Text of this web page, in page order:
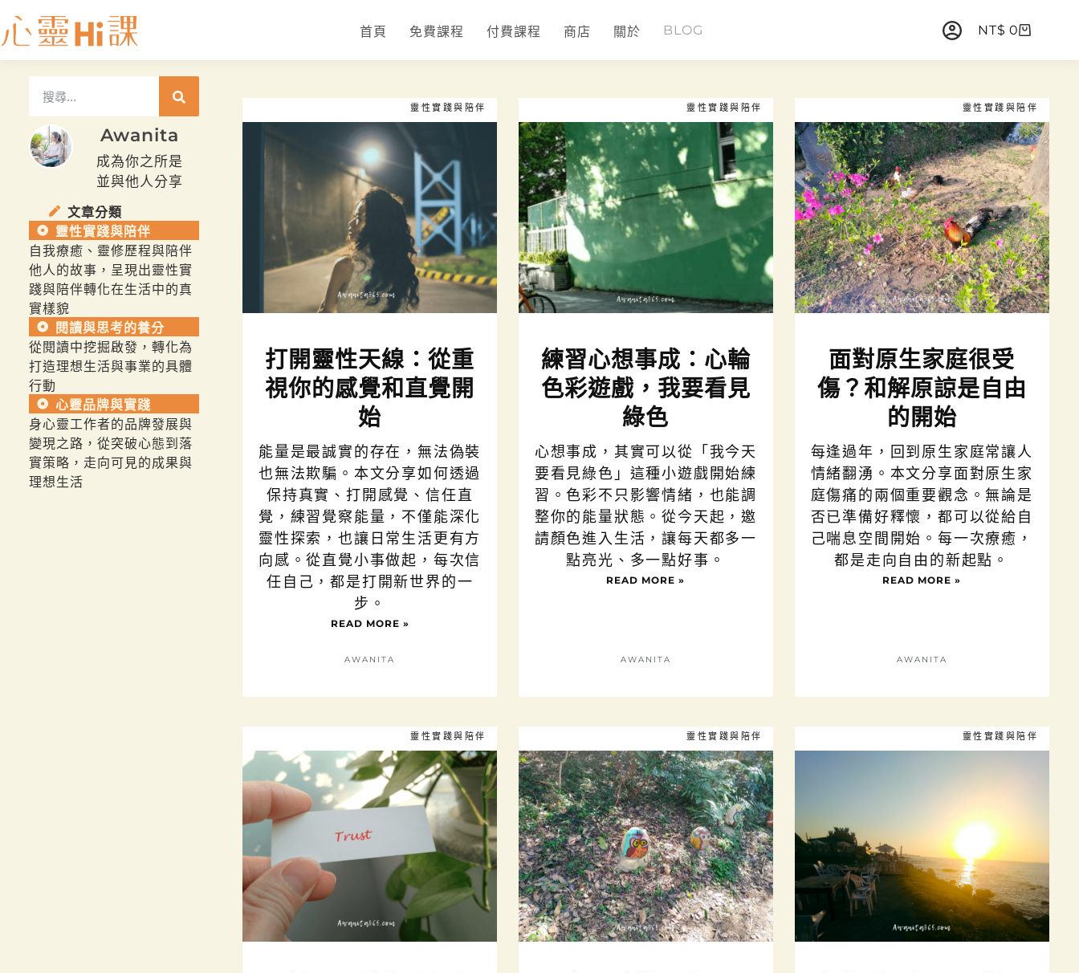
首頁 免費課程 付費課程 商店 關於 BLOG NT$ 0
Awanita
成為你之所是
並與他人分享
文章分類
靈性實踐與陪伴
自我療癒、靈修歷程與陪伴
他人的故事，呈現出靈性實
踐與陪伴轉化在生活中的真
實樣貌
閱讀與思考的養分
從閱讀中挖掘啟發，轉化為
打造理想生活與事業的具體
行動
心靈品牌與實踐
身心靈工作者的品牌發展與
變現之路，從突破心態到落
實策略，走向可見的成果與
理想生活
靈性實踐與陪伴
打開靈性天線：從重
視你的感覺和直覺開
始
能量是最誠實的存在，無法偽裝
也無法欺騙。本文分享如何透過
保持真實、打開感覺、信任直
覺，練習覺察能量，不僅能深化
靈性探索，也讓日常生活更有方
向感。從直覺小事做起，每次信
任自己，都是打開新世界的一
步。
READ MORE »
AWANITA
靈性實踐與陪伴
練習心想事成：心輪
色彩遊戲，我要看見
綠色
心想事成，其實可以從「我今天
要看見綠色」這種小遊戲開始練
習。色彩不只影響情緒，也能調
整你的能量狀態。從今天起，邀
請顏色進入生活，讓每天都多一
點亮光、多一點好事。
READ MORE »
AWANITA
靈性實踐與陪伴
面對原生家庭很受
傷？和解原諒是自由
的開始
每逢過年，回到原生家庭常讓人
情緒翻湧。本文分享面對原生家
庭傷痛的兩個重要觀念。無論是
否已準備好釋懷，都可以從給自
己喘息空間開始。每一次療癒，
都是走向自由的新起點。
READ MORE »
AWANITA
靈性實踐與陪伴 靈性實踐與陪伴 靈性實踐與陪伴